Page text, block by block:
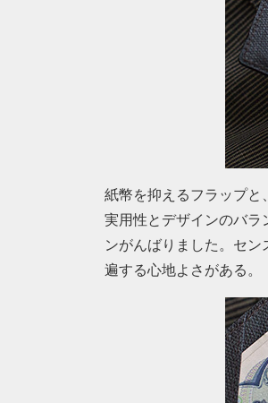
紙幣を抑えるフラップと
実用性とデザインのバラ
ンがんばりました。セ
遍する心地よさがある。